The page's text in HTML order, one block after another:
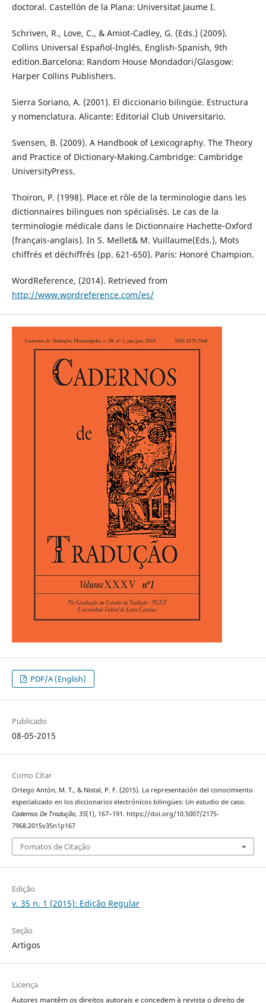
doctoral. Castellón de la Plana: Universitat Jaume I.
Schriven, R., Love, C., & Amiot-Cadley, G. (Eds.) (2009).
Collins Universal Español-Inglés, English-Spanish, 9th
edition.Barcelona: Random House Mondadori/Glasgow:
Harper Collins Publishers.
Sierra Soriano, A. (2001). El diccionario bilingüe. Estructura
y nomenclatura. Alicante: Editorial Club Universitario.
Svensen, B. (2009). A Handbook of Lexicography. The Theory
and Practice of Dictionary-Making.Cambridge: Cambridge
UniversityPress.
Thoiron, P. (1998). Place et rôle de la terminologie dans les
dictionnaires bilingues non spécialisés. Le cas de la
terminologie médicale dans le Dictionnaire Hachette-Oxford
(français-anglais). In S. Mellet& M. Vuillaume(Eds.), Mots
chiffrés et déchiffrés (pp. 621-650). Paris: Honoré Champion.
WordReference, (2014). Retrieved from
http://www.wordreference.com/es/
PDF/A (English)
Publicado
08-05-2015
Como Citar
Ortego Antón, M. T., & Nistal, P. F. (2015). La representación del conocimiento
especializado en los diccionarios electrónicos bilingües: Un estudio de caso.
Cadernos De Tradução, 35(1), 167–191. https://doi.org/10.5007/2175-
7968.2015v35n1p167
Fomatos de Citação
Edição
v. 35 n. 1 (2015): Edição Regular
Seção
Artigos
Licença
Autores mantêm os direitos autorais e concedem à revista o direito de